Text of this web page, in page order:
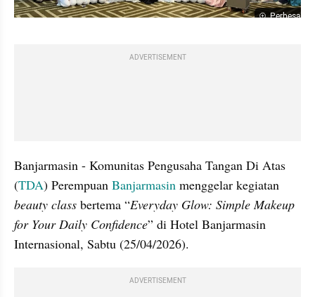
Perbesar
ADVERTISEMENT
Banjarmasin - Komunitas Pengusaha Tangan Di Atas
(TDA) Perempuan Banjarmasin
beauty class bertema “Everyday Glow: Simple Makeup
for Your Daily Confidence” di Hotel Banjarmasin
Internasional, Sabtu (25/04/2026).
ADVERTISEMENT